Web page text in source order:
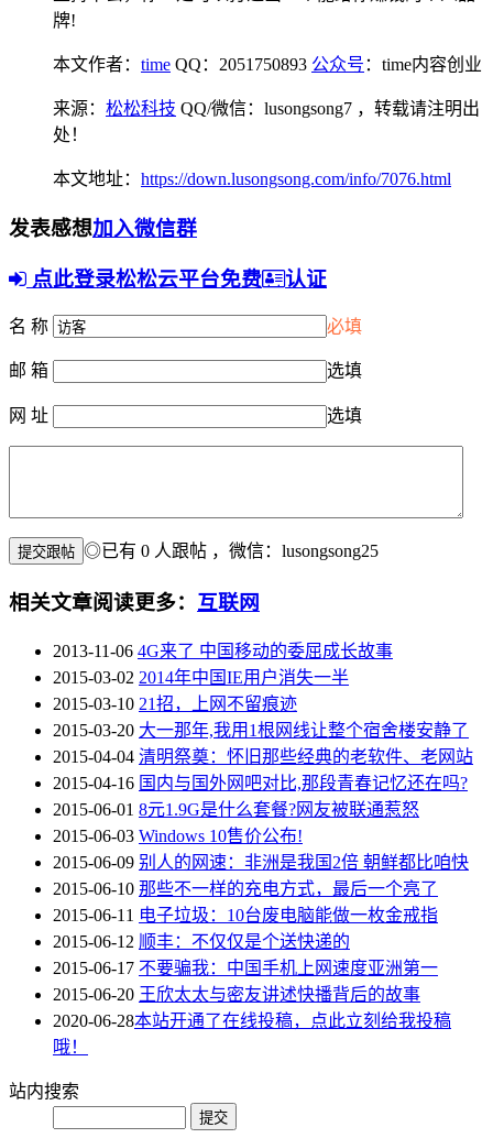
牌!
本文作者： time QQ：2051750893 公众号 ：time内容创业
来源： 松松科技 QQ/微信：lusongsong7 ，转载请注明出
处！
本文地址： https://down.lusongsong.com/info/7076.html
发表感想加入微信群
点此登录松松云平台免费 认证
名 称 必填
邮 箱 选填
网 址 选填
◎已有 0 人跟帖 ，微信：lusongsong25
相关文章阅读更多： 互联网
2013-11-06 4G来了 中国移动的委屈成长故事
2015-03-02 2014年中国IE用户消失一半
2015-03-10 21招，上网不留痕迹
2015-03-20 大一那年,我用1根网线让整个宿舍楼安静了
2015-04-04 清明祭奠：怀旧那些经典的老软件、老网站
2015-04-16 国内与国外网吧对比,那段青春记忆还在吗?
2015-06-01 8元1.9G是什么套餐?网友被联通惹怒
2015-06-03 Windows 10售价公布!
2015-06-09 别人的网速：非洲是我国2倍 朝鲜都比咱快
2015-06-10 那些不一样的充电方式，最后一个亮了
2015-06-11 电子垃圾：10台废电脑能做一枚金戒指
2015-06-12 顺丰：不仅仅是个送快递的
2015-06-17 不要骗我：中国手机上网速度亚洲第一
2015-06-20 王欣太太与密友讲述快播背后的故事
2020-06-28本站开通了在线投稿，点此立刻给我投稿
哦！
站内搜索